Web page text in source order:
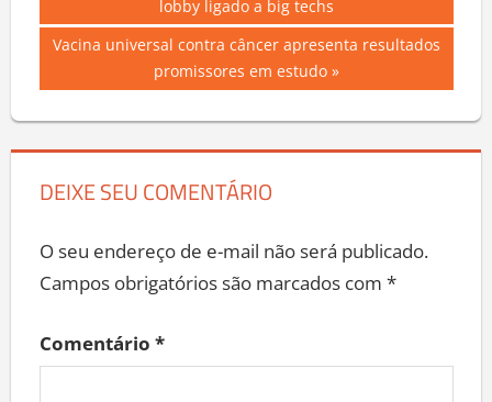
Post
lobby ligado a big techs
Next
Vacina universal contra câncer apresenta resultados
promissores em estudo
DEIXE SEU COMENTÁRIO
O seu endereço de e-mail não será publicado.
Campos obrigatórios são marcados com *
Comentário *